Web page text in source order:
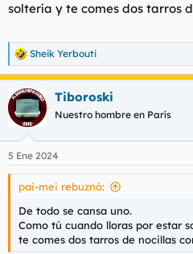
soltería y te comes dos tarros
R
e
a
c
c
i
e
s
Sheik Yerbouti
Tiboroski
Nuestro hombre en París
5 Ene 2024
pai-mei rebuznó:
De todo se cansa uno.
Como tú cuando lloras por estar
te comes dos tarros de nocillas